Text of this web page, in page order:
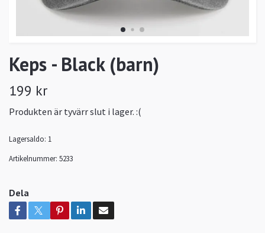
Keps - Black (barn)
199 kr
Produkten är tyvärr slut i lager. :(
Lagersaldo: 1
Artikelnummer: 5233
Dela